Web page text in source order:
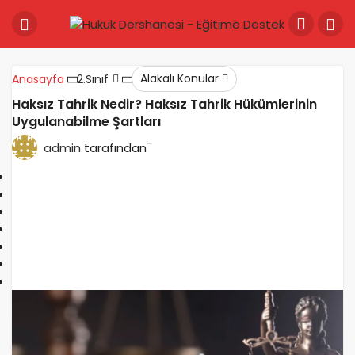
Anasayfa 2.Sınıf Alakalı Konular
Haksız Tahrik Nedir? Haksız Tahrik Hükümlerinin
Uygulanabilme Şartları
admin tarafından-